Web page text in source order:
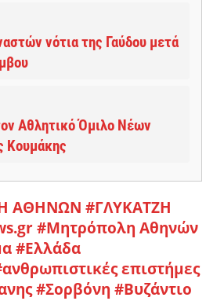
νότια της Γαύδου μετά
Αθλητικό Όμιλο Νέων
Κουμάκης
ΑΘΗΝΩΝ #ΓΛΥΚΑΤΖΗ
#Μητρόπολη Αθηνών
#Ελλάδα
επιστήμες
#Σορβόνη #Βυζάντιο